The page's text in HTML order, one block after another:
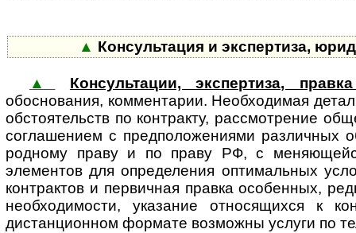
▲ Консультация и экспертиза,
▲
Консультации, экспертиза,
обоснования, комментарии. Необхо­димая
обстоя­тельств по контракту, рассмот­рение
соглашением с предположениями различных
род­ному праву и по праву РФ, с
элементов для определения оптимальных
контрактов и первичная правка особенных,
необходимости, указание относящихся к
дистанционном формате возможны услуги по